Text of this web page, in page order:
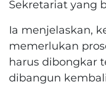
Sekretariat yang
Ia menjelaskan,
memerlukan
harus dibongkar
dibangun